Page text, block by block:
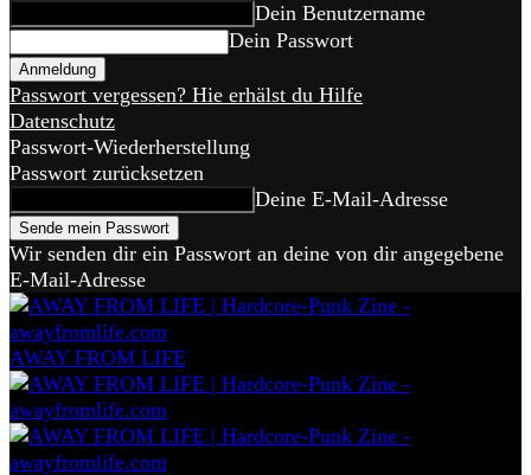
Dein Benutzername
Dein Passwort
Passwort vergessen? Hie erhälst du Hilfe
Datenschutz
Passwort-Wiederherstellung
Passwort zurücksetzen
Deine E-Mail-Adresse
Wir senden dir ein Passwort an deine von dir angegebene
E-Mail-Adresse
AWAY FROM LIFE